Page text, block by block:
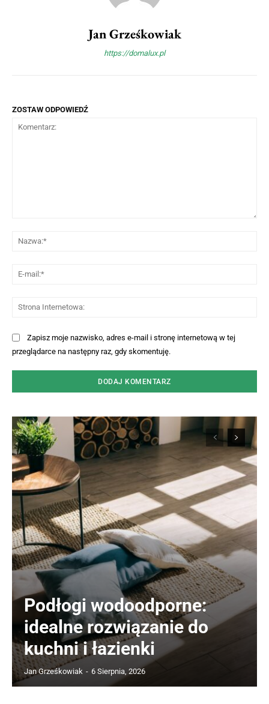
Jan Grześkowiak
https://domalux.pl
ZOSTAW ODPOWIEDŹ
Zapisz moje nazwisko, adres e-mail i stronę internetową w tej
przeglądarce na następny raz, gdy skomentuję.
Podłogi wodoodporne:
idealne rozwiązanie do
kuchni i łazienki
Jan Grześkowiak - 6 Sierpnia, 2026